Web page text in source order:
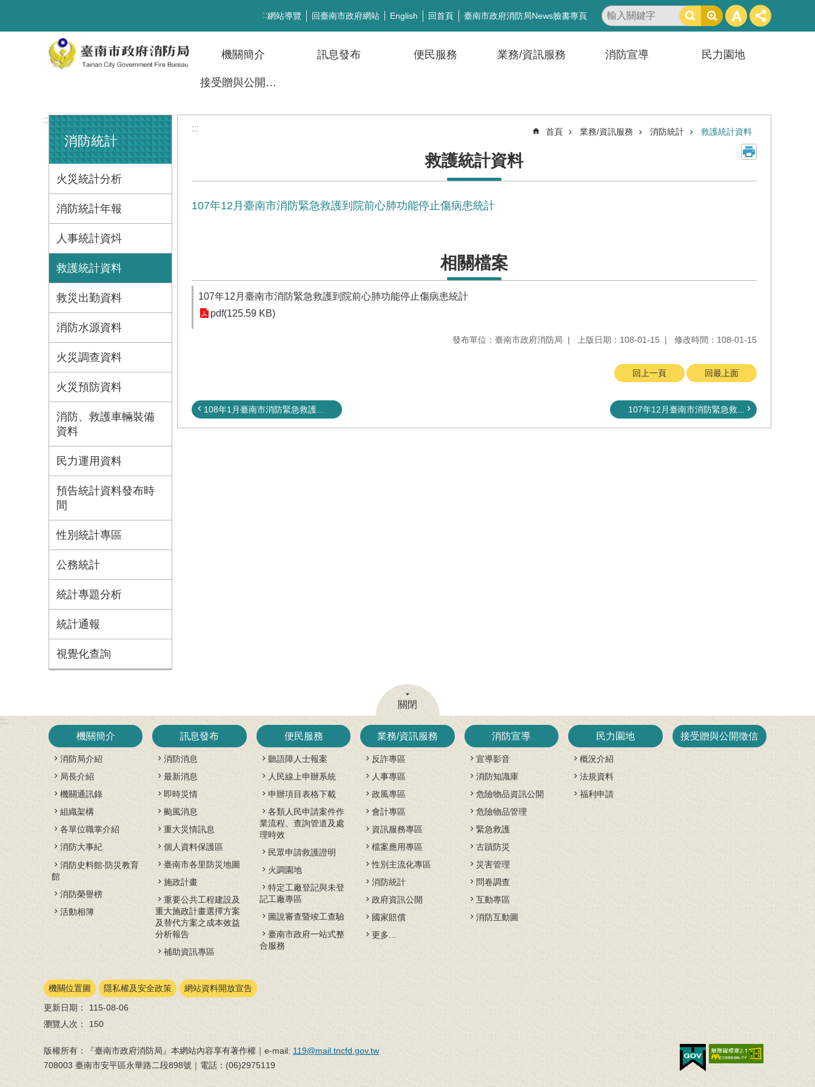
:::網站導覽 回臺南市政府網站 English 回首頁 臺南市政府消防局News臉書專頁
搜
尋
機關簡介 訊息發布 便民服務 業務/資訊服務 消防宣導 民力園地
接受贈與公開徵信
:::
消防統計
火災統計分析
消防統計年報
人事統計資炓
救護統計資料
救災出勤資料
消防水源資料
火災調查資料
火災預防資料
消防、救護車輛裝備
資料
民力運用資料
預告統計資料發布時
間
性別統計專區
公務統計
統計專題分析
統計通報
視覺化查詢
::: 首頁 業務/資訊服務 消防統計 救護統計資料
救護統計資料
107年12月臺南市消防緊急救護到院前心肺功能停止傷病患統計
相關檔案
107年12月臺南市消防緊急救護到院前心肺功能停止傷病患統計
pdf(125.59 KB)
發布單位：臺南市政府消防局 上版日期：108-01-15 修改時間：108-01-15
回上一頁 回最上面
108年1月臺南市消防緊急救護... 107年12月臺南市消防緊急救...
關閉
:::
機關簡介
消防局介紹
局長介紹
機關通訊錄
組織架構
各單位職掌介紹
消防大事紀
消防史料館‧防災教育
館
消防榮譽榜
活動相簿
訊息發布
消防消息
最新消息
即時災情
颱風消息
重大災情訊息
個人資料保護區
臺南市各里防災地圖
施政計畫
重要公共工程建設及
重大施政計畫選擇方案
及替代方案之成本效益
分析報告
補助資訊專區
便民服務
聽語障人士報案
人民線上申辦系統
申辦項目表格下載
各類人民申請案件作
業流程、查詢管道及處
理時效
民眾申請救護證明
火調園地
特定工廠登記與未登
記工廠專區
圖說審查暨竣工查驗
臺南市政府一站式整
合服務
業務/資訊服務
反詐專區
人事專區
政風專區
會計專區
資訊服務專區
檔案應用專區
性別主流化專區
消防統計
政府資訊公開
國家賠償
更多...
消防宣導
宣導影音
消防知識庫
危險物品資訊公開
危險物品管理
緊急救護
古蹟防災
災害管理
問卷調查
互動專區
消防互動圖
民力園地
概況介紹
法規資料
福利申請
接受贈與公開徵信
機關位置圖 隱私權及安全政策
網站資料開放宣告
更新日期： 115-08-06
瀏覽人次： 150
版權所有：『臺南市政府消防局』本網站內容享有著作權｜e-mail: 119@mail.tncfd.gov.tw
708003 臺南市安平區永華路二段898號｜電話：(06)2975119